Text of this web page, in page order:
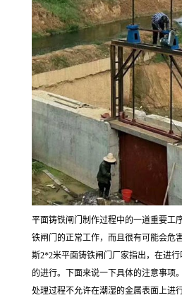
平面铸铁闸门制作过程中的一道重要工
铁闸门的正常工作，而且很有可能会危
斯2*2米平面铸铁闸门厂家指出，在进
的进行。下面来说一下具体的注意事项
处理过程不允许在潮湿的金属表面上进